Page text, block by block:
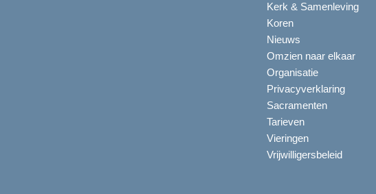
Kerk & Samenleving
Koren
Nieuws
Omzien naar elkaar
Organisatie
Privacyverklaring
Sacramenten
Tarieven
Vieringen
Vrijwilligersbeleid